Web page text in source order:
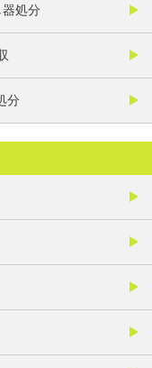
器処分
分